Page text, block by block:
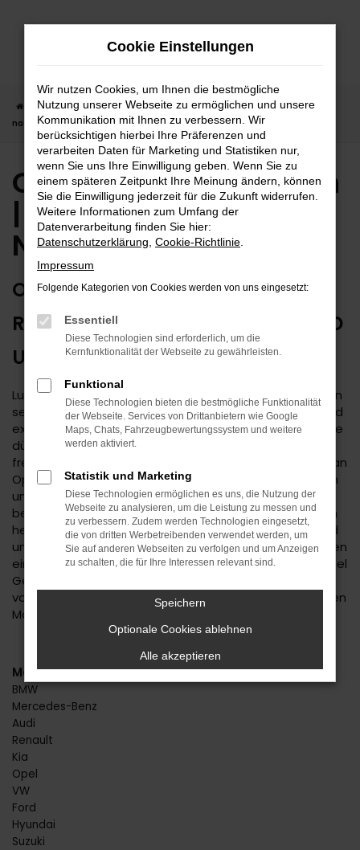
Zum
Startseite Nagold Opel
Opel Gebrauchtwagen | Lieferservice
nach Nagold
Opel Gebrauchtwagen
| Lieferservice nach
Nagold
OPEL GEBRAUCHTWAGEN:
RUNDUM ZUVERLÄSSIG IN NAGOLD
UNTERWEGS
Lust auf einen Spartipp aus dem Autohaus Daub? Dann
setzen Sie auf einen Opel Gebrauchtwagen. Für Nagold
existiert keine günstigere Variante der Mobilität und Sie
dürfen sich auf ein rundum zuverlässiges Fahrzeug
freuen. Wir bieten Ihnen nicht nur eine große Auswahl an
Opel Gebrauchtwagen für Nagold, sondern auch einen
umfassenden Service. Das beginnt mit der Beratung,
bei der wir Ihnen erst einmal genau zuhören. Wir finden
heraus, welches Fahrzeug das passende für Sie ist und
unterbreiten Ihnen auf Basis Ihrer individuellen Vorgaben
eine Reihe von Vorschlägen. Wenn wir uns für einen Opel
Gebrauchtwagen entschieden haben, profitieren Sie
von unserer meist großen Auswahl an unterschiedlichen
Modellen.
Marken
BMW
Mercedes-Benz
Audi
Renault
Kia
Opel
VW
Ford
Hyundai
Suzuki
Cookie Einstellungen
Wir nutzen Cookies, um Ihnen die bestmögliche
Nutzung unserer Webseite zu ermöglichen und unsere
Kommunikation mit Ihnen zu verbessern. Wir
berücksichtigen hierbei Ihre Präferenzen und
verarbeiten Daten für Marketing und Statistiken nur,
wenn Sie uns Ihre Einwilligung geben. Wenn Sie zu
einem späteren Zeitpunkt Ihre Meinung ändern, können
Sie die Einwilligung jederzeit für die Zukunft widerrufen.
Weitere Informationen zum Umfang der
Datenverarbeitung finden Sie hier:
Datenschutzerklärung Cookie-Richtlinie
Impressum
Folgende Kategorien von Cookies werden von uns eingesetzt:
Essentiell
Diese Technologien sind erforderlich, um die
Kernfunktionalität der Webseite zu gewährleisten.
Funktional
Diese Technologien bieten die bestmögliche Funktionalität
der Webseite. Services von Drittanbietern wie Google
Maps, Chats, Fahrzeugbewertungssystem und weitere
werden aktiviert.
Statistik und Marketing
Diese Technologien ermöglichen es uns, die Nutzung der
Webseite zu analysieren, um die Leistung zu messen und
zu verbessern. Zudem werden Technologien eingesetzt,
die von dritten Werbetreibenden verwendet werden, um
Sie auf anderen Webseiten zu verfolgen und um Anzeigen
zu schalten, die für Ihre Interessen relevant sind.
Speichern
Optionale Cookies ablehnen
Alle akzeptieren